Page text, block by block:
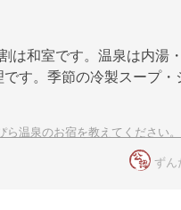
は和室です。温泉は内湯
す。季節の冷製スープ
温泉のお宿を教えてください。
ずん